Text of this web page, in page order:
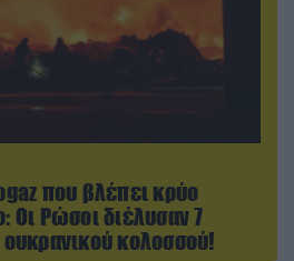
που βλέπει κρύο
Οι Ρώσοι διέλυσαν 7
ουκρανικού κολοσσού!